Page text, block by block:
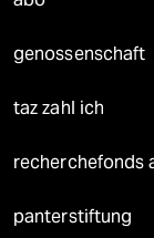
genossenschaft
taz zahl ich
recherchefonds
panterstiftung